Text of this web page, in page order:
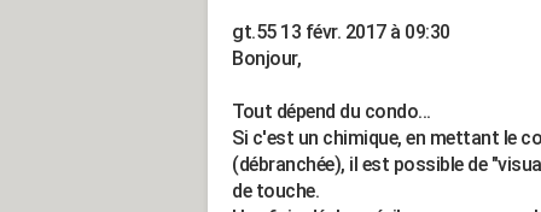
gt.55 13 févr. 2017 à 09:30
Bonjour,
Tout dépend du condo...
Si c'est un chimique, en mettant le
(débranchée), il est possible de
de touche.